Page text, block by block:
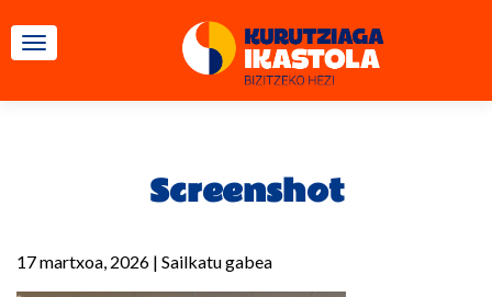
TOGGLE NAVIGATION
Screenshot
17 martxoa, 2026 | Sailkatu gabea